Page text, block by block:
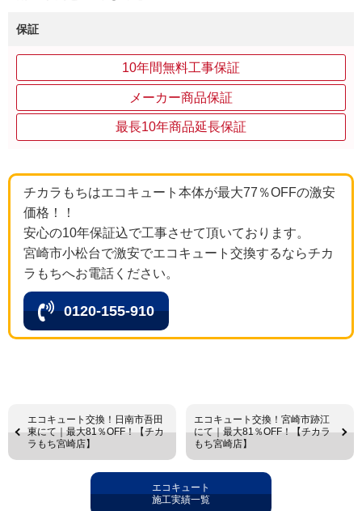
保証
10年間無料工事保証
メーカー商品保証
最長10年商品延長保証
チカラもちはエコキュート本体が最大77％OFFの激安
価格！！
安心の10年保証込で工事させて頂いております。
宮崎市小松台で激安でエコキュート交換するならチカ
ラもちへお電話ください。
0120-155-910
エコキュート交換！日南市吾田
東にて｜最大81％OFF！【チカ
ラもち宮崎店】
エコキュート交換！宮崎市跡江
にて｜最大81％OFF！【チカラ
もち宮崎店】
エコキュート
施工実績一覧